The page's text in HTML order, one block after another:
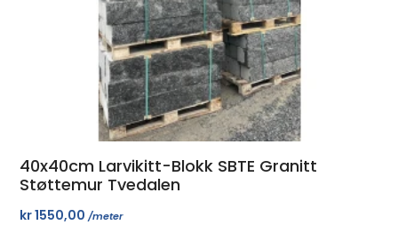
40x40cm Larvikitt-Blokk SBTE Granitt
Støttemur Tvedalen
kr1550,00 /meter